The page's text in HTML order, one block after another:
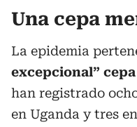
Una cepa
La epidemia
excepcional”
han registrado
en Uganda y tres